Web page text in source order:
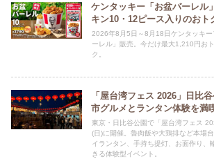
ケンタッキー「お盆バーレル
キン10・12ピース入りのおト
2026年8月5日～8月18日ケンタッキ
ーレル」販売。今だけ最大1,210円お
ク。
「屋台湾フェス 2026」日比
市グルメとランタン体験を満
東京・日比谷公園で「屋台湾フェス
(日)に開催。魯肉飯や大鶏排など本場
イランタン、手持ち提灯、お面作り、
きる体験型イベント。